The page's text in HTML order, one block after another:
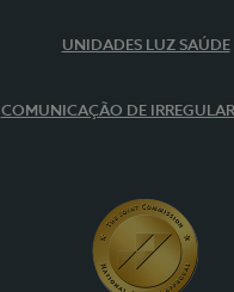
UNIDADES LUZ SAÚDE
COMUNICAÇÃO DE